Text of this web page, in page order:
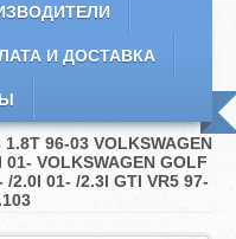
И ДОСТАВКА
96-03 VOLKSWAGEN
VOLKSWAGEN GOLF
/2.0I 01- /2.3I GTI VR5 97-